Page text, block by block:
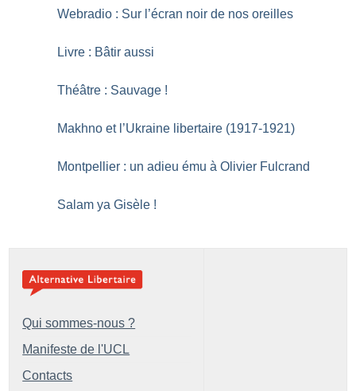
Webradio : Sur l’écran noir de nos oreilles
Livre : Bâtir aussi
Théâtre : Sauvage !
Makhno et l’Ukraine libertaire (1917-1921)
Montpellier : un adieu ému à Olivier Fulcrand
Salam ya Gisèle !
Qui sommes-nous ?
Manifeste de l'UCL
Contacts